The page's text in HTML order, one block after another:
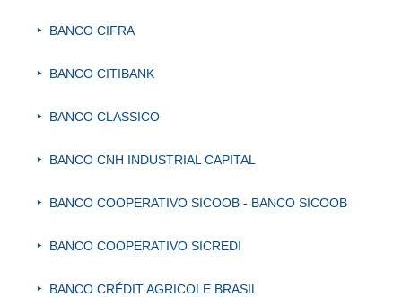
BANCO CIFRA
BANCO CITIBANK
BANCO CLASSICO
BANCO CNH INDUSTRIAL CAPITAL
BANCO COOPERATIVO SICOOB - BANCO SICOOB
BANCO COOPERATIVO SICREDI
BANCO CRÉDIT AGRICOLE BRASIL